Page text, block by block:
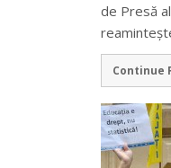
de Presă
Continue